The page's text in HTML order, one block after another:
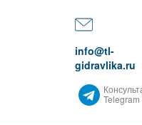
info@tl-
gidravlika.ru
Telegram